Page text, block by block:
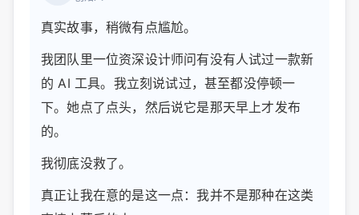
真实故事，稍微有点尴尬。
我团队里一位资深设计师问有没有人试过一款新
的 AI 工具。我立刻说试过，甚至都没停顿一
下。她点了点头，然后说它是那天早上才发布
的。
我彻底没救了。
真正让我在意的是这一点：我并不是那种在这类